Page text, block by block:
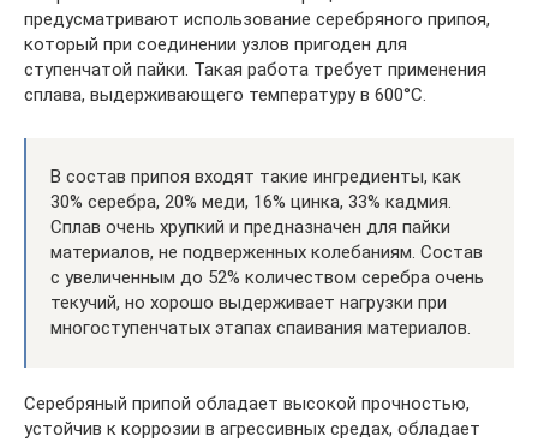
предусматривают использование серебряного припоя,
который при соединении узлов пригоден для
ступенчатой пайки. Такая работа требует применения
сплава, выдерживающего температуру в 600°C.
В состав припоя входят такие ингредиенты, как
30% серебра, 20% меди, 16% цинка, 33% кадмия.
Сплав очень хрупкий и предназначен для пайки
материалов, не подверженных колебаниям. Состав
с увеличенным до 52% количеством серебра очень
текучий, но хорошо выдерживает нагрузки при
многоступенчатых этапах спаивания материалов.
Серебряный припой обладает высокой прочностью,
устойчив к коррозии в агрессивных средах, обладает